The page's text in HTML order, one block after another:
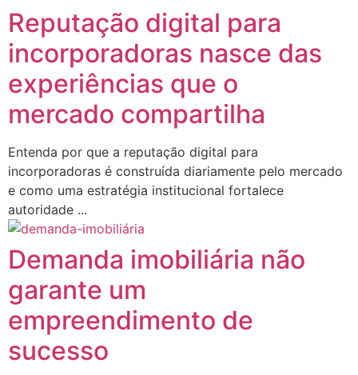
Reputação digital para
incorporadoras nasce das
experiências que o
mercado compartilha
Entenda por que a reputação digital para
incorporadoras é construída diariamente pelo mercado
e como uma estratégia institucional fortalece
autoridade ...
Demanda imobiliária não
garante um
empreendimento de
sucesso